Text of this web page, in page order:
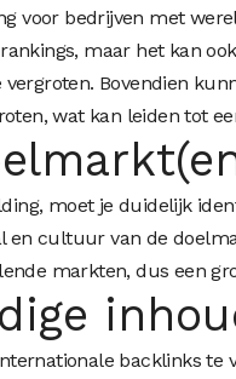
voor bedrijven met
maar het kan
Bovendien
wat kan leiden tot
moet je duidelijk
en cultuur van de
markten, dus een
backlinks te